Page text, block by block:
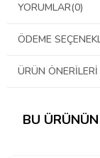
YORUMLAR(0)
ÖDEME
ÜRÜN ÖNERILERI
BU